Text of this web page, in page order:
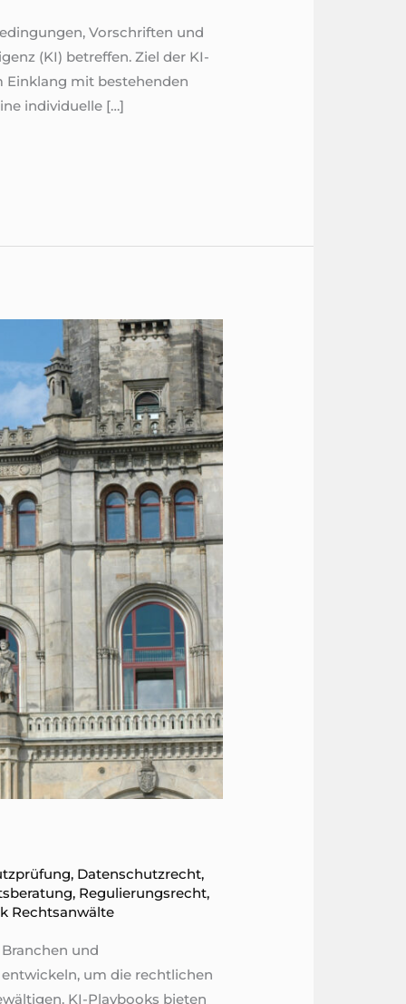
Vorschriften und
(KI) betreffen. Ziel der KI-
Einklang mit bestehenden
individuelle […]
, Datenschutz​recht,
, Regulierungsrecht,
Rechtsanwälte
und
um die rechtlichen
KI-Playbooks bieten